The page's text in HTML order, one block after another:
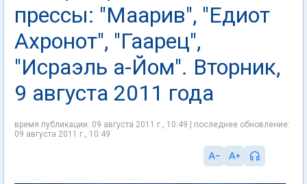
прессы: "Маарив", "Едиот
Ахронот", "Гаарец",
"Исраэль а-Йом". Вторник,
9 августа 2011 года
время публикации: 09 августа 2011 г., 10:49 | последнее обновление:
09 августа 2011 г., 10:49